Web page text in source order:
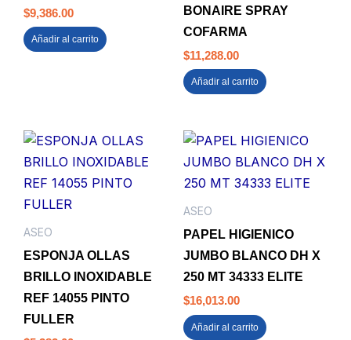
$9,386.00
Añadir al carrito
BONAIRE SPRAY
COFARMA
$11,288.00
Añadir al carrito
ASEO
ESPONJA OLLAS
BRILLO INOXIDABLE
REF 14055 PINTO
FULLER
ASEO
PAPEL HIGIENICO
JUMBO BLANCO DH X
250 MT 34333 ELITE
$16,013.00
Añadir al carrito